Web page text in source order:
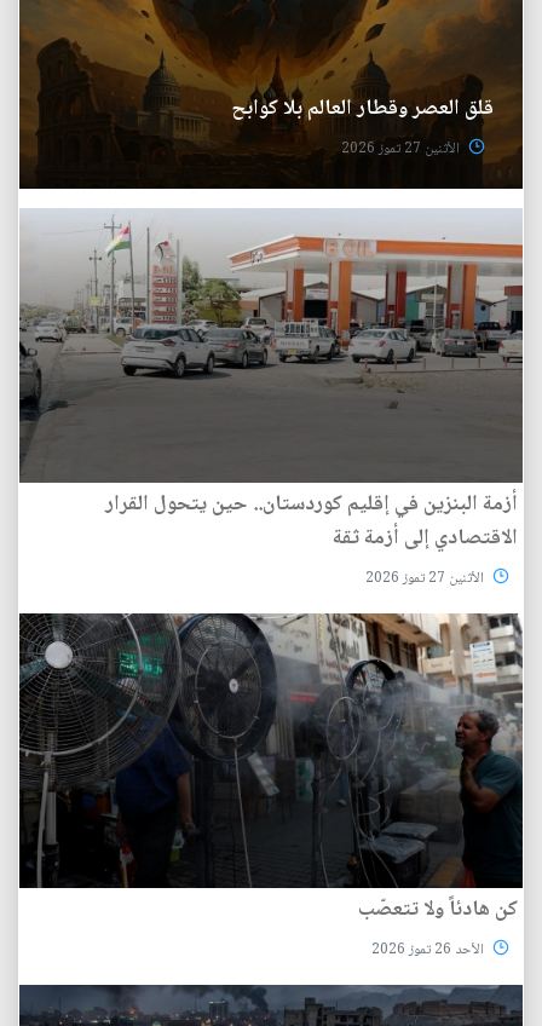
قلق العصر وقطار العالم بلا كوابح
الأثنين 27 تموز 2026
أزمة البنزين في إقليم كوردستان.. حين يتحول القرار
الاقتصادي إلى أزمة ثقة
الأثنين 27 تموز 2026
كن هادئاً ولا تتعصّب
الأحد 26 تموز 2026